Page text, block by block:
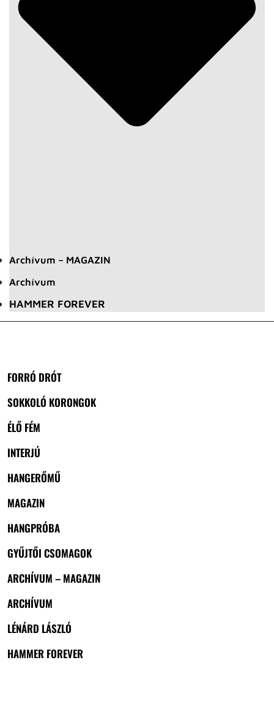
Archívum – MAGAZIN
Archívum
HAMMER FOREVER
FORRÓ DRÓT
SOKKOLÓ KORONGOK
ÉLŐ FÉM
INTERJÚ
HANGERŐMŰ
MAGAZIN
HANGPRÓBA
GYŰJTŐI CSOMAGOK
ARCHÍVUM – MAGAZIN
ARCHÍVUM
LÉNÁRD LÁSZLÓ
HAMMER FOREVER